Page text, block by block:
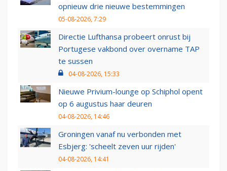
opnieuw drie nieuwe bestemmingen
05-08-2026, 7:29
Directie Lufthansa probeert onrust bij
Portugese vakbond over overname TAP
te sussen
04-08-2026, 15:33
Nieuwe Privium-lounge op Schiphol opent
op 6 augustus haar deuren
04-08-2026, 14:46
Groningen vanaf nu verbonden met
Esbjerg: 'scheelt zeven uur rijden'
04-08-2026, 14:41